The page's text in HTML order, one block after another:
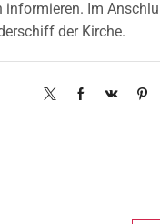
informieren. Im
der Kirche.